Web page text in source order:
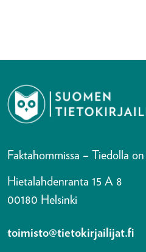
Faktahommissa – Tiedolla
Hietalahdenranta 15 A 8
00180 Helsinki
toimisto@tietokirjailijat.fi